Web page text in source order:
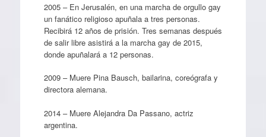
2005 – En Jerusalén, en una marcha de orgullo gay
un fanático religioso apuñala a tres personas.
Recibirá 12 años de prisión.​ Tres semanas después
de salir libre asistirá a la marcha gay de 2015,
donde apuñalará a 12 personas.
2009 – Muere Pina Bausch, bailarina, coreógrafa y
directora alemana.
2014 – Muere Alejandra Da Passano, actriz
argentina.